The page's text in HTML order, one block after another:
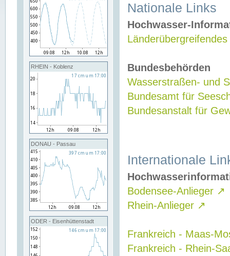
RHEIN - Koblenz
DONAU - Passau
ODER - Eisenhüttenstadt
Nationale Links
Hochwasser-
Bundesbehörden
Wasserstraßen- und
Bundesamt für
Bundesanstalt für
Internationale
Bodensee-Anlieger ↗
Rhein-Anlieger ↗
Frankreich - Maas-
Frankreich - Rhein-